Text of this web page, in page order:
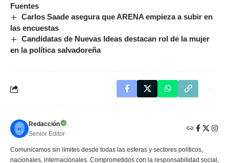
Fuentes
Carlos Saade asegura que ARENA empieza a subir en
las encuestas
Candidatas de Nuevas Ideas destacan rol de la mujer
en la política salvadoreña
Redacción
Senior Editor
Comunicamos sin límites desde todas las esferas y sectores políticos,
nacionales, internacionales. Comprometidos con la responsabilidad social,